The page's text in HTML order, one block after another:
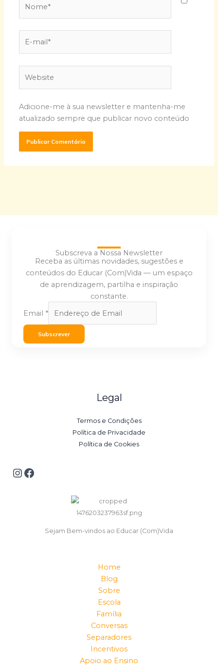
mail*
Adicione-me à sua newsletter e mantenha-me
atualizado sempre que publicar novo conteúdo
Subscreva a Nossa Newsletter
Receba as últimas novidades, sugestões e
conteúdos do Educar (Com)Vida — um espaço
de aprendizagem, partilha e inspiração
constante.
Email *
Subscrever
Legal
Termos e Condições
Política de Privacidade
Política de Cookies
Sejam Bem-vindos ao Educar (Com)Vida
Home
Blog
Sobre
Escola
Família
Conversas
Separadores
Incentivos
Apoio ao Ensino